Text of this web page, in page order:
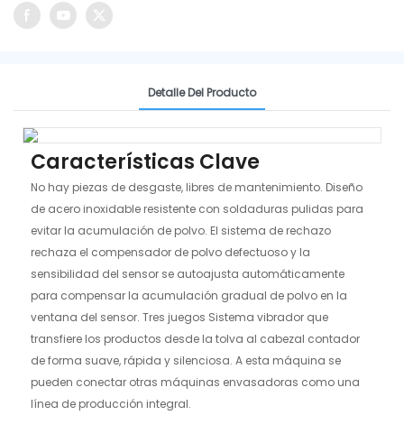
Detalle Del Producto
Características Clave
No hay piezas de desgaste, libres de mantenimiento. Diseño
de acero inoxidable resistente con soldaduras pulidas para
evitar la acumulación de polvo. El sistema de rechazo
rechaza el compensador de polvo defectuoso y la
sensibilidad del sensor se autoajusta automáticamente
para compensar la acumulación gradual de polvo en la
ventana del sensor. Tres juegos Sistema vibrador que
transfiere los productos desde la tolva al cabezal contador
de forma suave, rápida y silenciosa. A esta máquina se
pueden conectar otras máquinas envasadoras como una
línea de producción integral.